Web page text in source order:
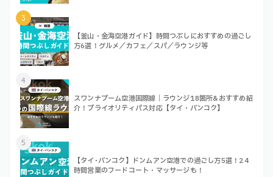
3
【釜山・金海空港ガイド】時間つぶしにおすすめの過ごし
方6選！グルメ／カフェ／スパ／ラウンジ等
4
スワンナプーム空港国際線｜ラウンジ18箇所&おすすめ紹
介！プライオリティパス対応【タイ・バンコク】
5
【タイ･バンコク】ドンムアン空港での過ごし方5選！24
時間営業のフードコート・マッサージも！